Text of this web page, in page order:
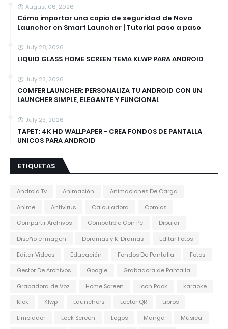
August 06, 2026
Cómo importar una copia de seguridad de Nova
Launcher en Smart Launcher | Tutorial paso a paso
July 28, 2026
LIQUID GLASS HOME SCREEN TEMA KLWP PARA ANDROID
July 23, 2026
COMFER LAUNCHER: PERSONALIZA TU ANDROID CON UN
LAUNCHER SIMPLE, ELEGANTE Y FUNCIONAL
July 23, 2026
TAPET: 4K HD WALLPAPER - CREA FONDOS DE PANTALLA
UNICOS PARA ANDROID
ETIQUETAS
Android Tv Animación
Animaciones De Carga
Anime
Antivirus Calculadora
Comics
Compartir Archivos
Compatible Con Pc
Dibujar
Diseño e Imagen
Doramas y K-Dramas
Editar Fotos
Editar Videos
Educación Fondos De Pantalla
Fotos
Gestor De Archivos
Google
Grabadora de Pantalla
Grabadora de Voz
Home Screen Icon Pack
karaoke
Klck
Klwp Launchers Lector QR
Libros
Limpiador
Lock Screen Logos Manga
Música